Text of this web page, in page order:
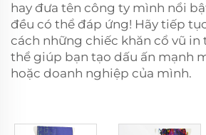
hay đưa tên công ty mình nổi
đều có thể đáp ứng! Hãy tiếp
cách những chiếc khăn cổ vũ in
thể giúp bạn tạo dấu ấn mạnh
hoặc doanh nghiệp của mình.